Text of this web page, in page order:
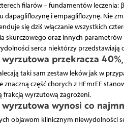
filarów – fundamentów
i empagliflozynę. Nie
się dziś włączanie wszystkich
skurczowego oraz innych parametrów
serca niektórzy przedstawiają
przekracza
taki sam zestaw leków jak w
znaczną część chorych z HFmrEF
frakcją wyrzutową zagrożeni.
wynosi co
objawom klinicznym niewydolności